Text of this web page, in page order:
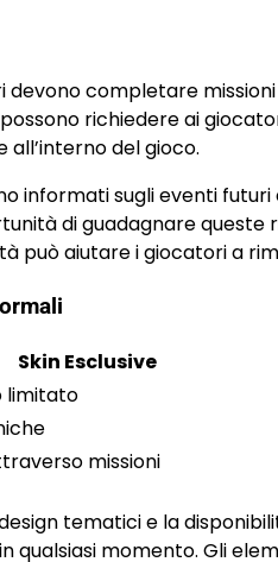
devono completare
richiedere ai
del gioco.
informati sugli eventi
di guadagnare
può aiutare i giocatori a
Skin Esclusive
limitato
missioni
tematici e la
qualsiasi momento. Gli